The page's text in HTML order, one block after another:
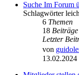
Suche Im Forum
Schlagwörter
6 Themen
18 Beiträge
Letzter
von
13.02.2024